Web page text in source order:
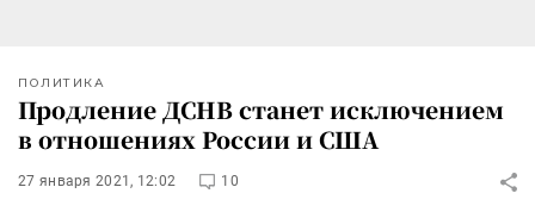
ПОЛИТИКА
Продление ДСНВ станет исключением
в отношениях России и США
27 января 2021, 12:02 10